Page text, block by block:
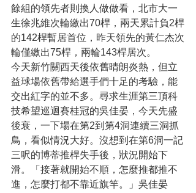
餘組的領先者則換人做做看，北市大一
生徐兆維次輪繳出70桿，兩天累計負2桿
的142桿暫居首位，昨天領先的黃仁杰次
輪僅繳出75桿，兩輪143桿居次。
今天新竹關西天後依舊晴朗炎熱，但立
益球場依舊帶給選手們十足的考驗，能
交出紅字的並不多。尋求生涯第三頂科
技希望巡迴賽桂冠的吳佳晏，今天先盛
後衰，一下場在第2到第4洞連續三洞抓
鳥，看似情況大好。沒想到在第6洞一記
三呎的博蒂推桿失手後，狀況開始下
滑。「接著就開始不順，怎麼推都推不
進，怎麼打都不靠近旗竿。」吳佳晏